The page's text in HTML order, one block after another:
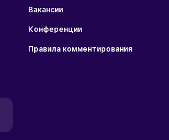
Вакансии
Конференции
Правила комментирования